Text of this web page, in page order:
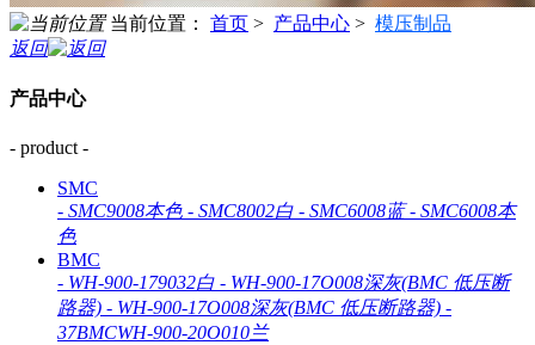
当前位置： 首页 > 产品中心 > 模压制品
返回
产品中心
- product -
SMC
- SMC9008本色 - SMC8002白 - SMC6008蓝 - SMC6008本
色
BMC
- WH-900-179032白 - WH-900-17O008深灰(BMC 低压断
路器) - WH-900-17O008深灰(BMC 低压断路器) -
37BMCWH-900-20O010兰